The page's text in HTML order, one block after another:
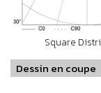
Square
Dessin en coupe